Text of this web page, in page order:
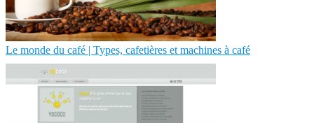
Le monde du café | Types, cafetières et machines à café